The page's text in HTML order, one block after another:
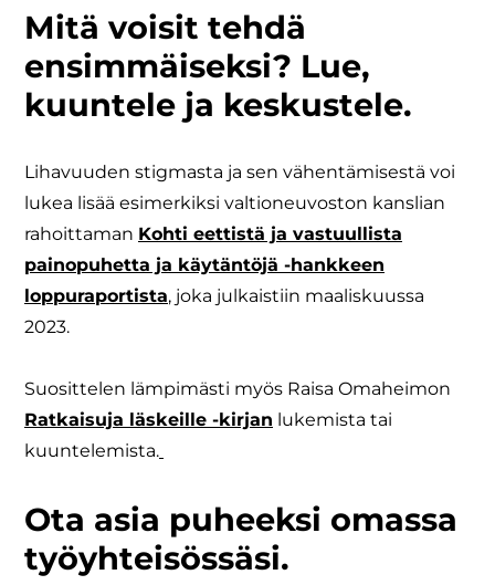
Mitä voisit tehdä
ensimmäiseksi? Lue,
kuuntele ja keskustele.
Lihavuuden stigmasta ja sen vähentämisestä voi
lukea lisää esimerkiksi valtioneuvoston kanslian
rahoittaman Kohti eettistä ja vastuullista
painopuhetta ja käytäntöjä -hankkeen
loppuraportista, joka julkaistiin maaliskuussa
2023.
Suosittelen lämpimästi myös Raisa Omaheimon
Ratkaisuja läskeille -kirjan lukemista tai
kuuntelemista.
Ota asia puheeksi omassa
työyhteisössäsi.